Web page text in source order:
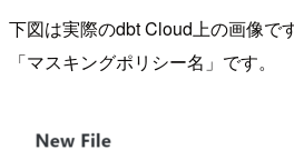
下図は実際のdbt Cloud上の画像で
「マスキングポリシー名」です。